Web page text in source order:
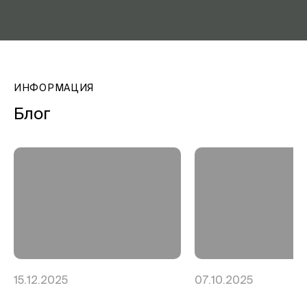
ИНФОРМАЦИЯ
Блог
15.12.2025
07.10.2025